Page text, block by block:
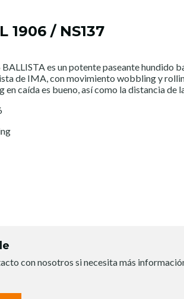
1906 / NS137
es un potente paseante hundido
de IMA, con movimiento wobbling y
en caída es bueno, así como la distancia de
con nosotros si necesita más